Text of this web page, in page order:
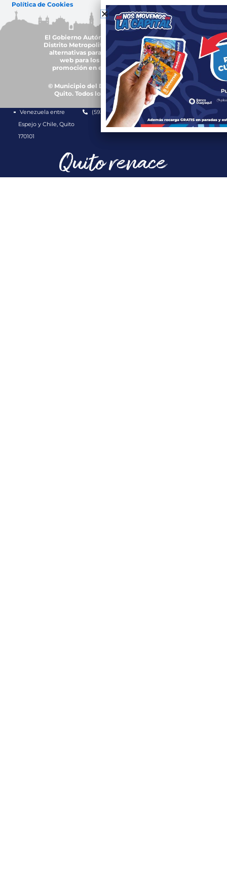
Política de Cookies
El Gobierno Autónomo Descentralizado del
Distrito Metropolitano de Quito, trabajará en
alternativas para garantizar accesibilidad
web para los grupos de atención y
promoción en el uso de plurilingüismo
© Municipio del Distrito Metropolitano de
Quito. Todos los derechos reservados.
Venezuela entre
Espejo y Chile, Quito
170101
(593-2) 3952300 1800 510 510